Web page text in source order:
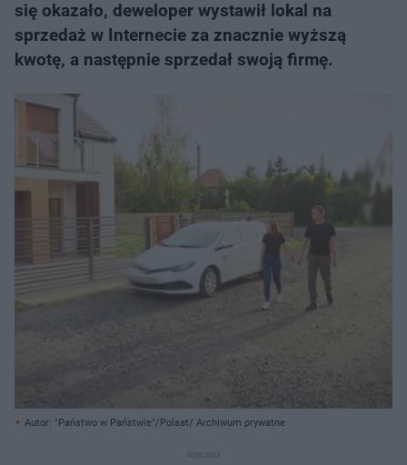
się okazało, deweloper wystawił lokal na
sprzedaż w Internecie za znacznie wyższą
kwotę, a następnie sprzedał swoją firmę.
Autor: "Państwo w Państwie"/Polsat/ Archiwum prywatne